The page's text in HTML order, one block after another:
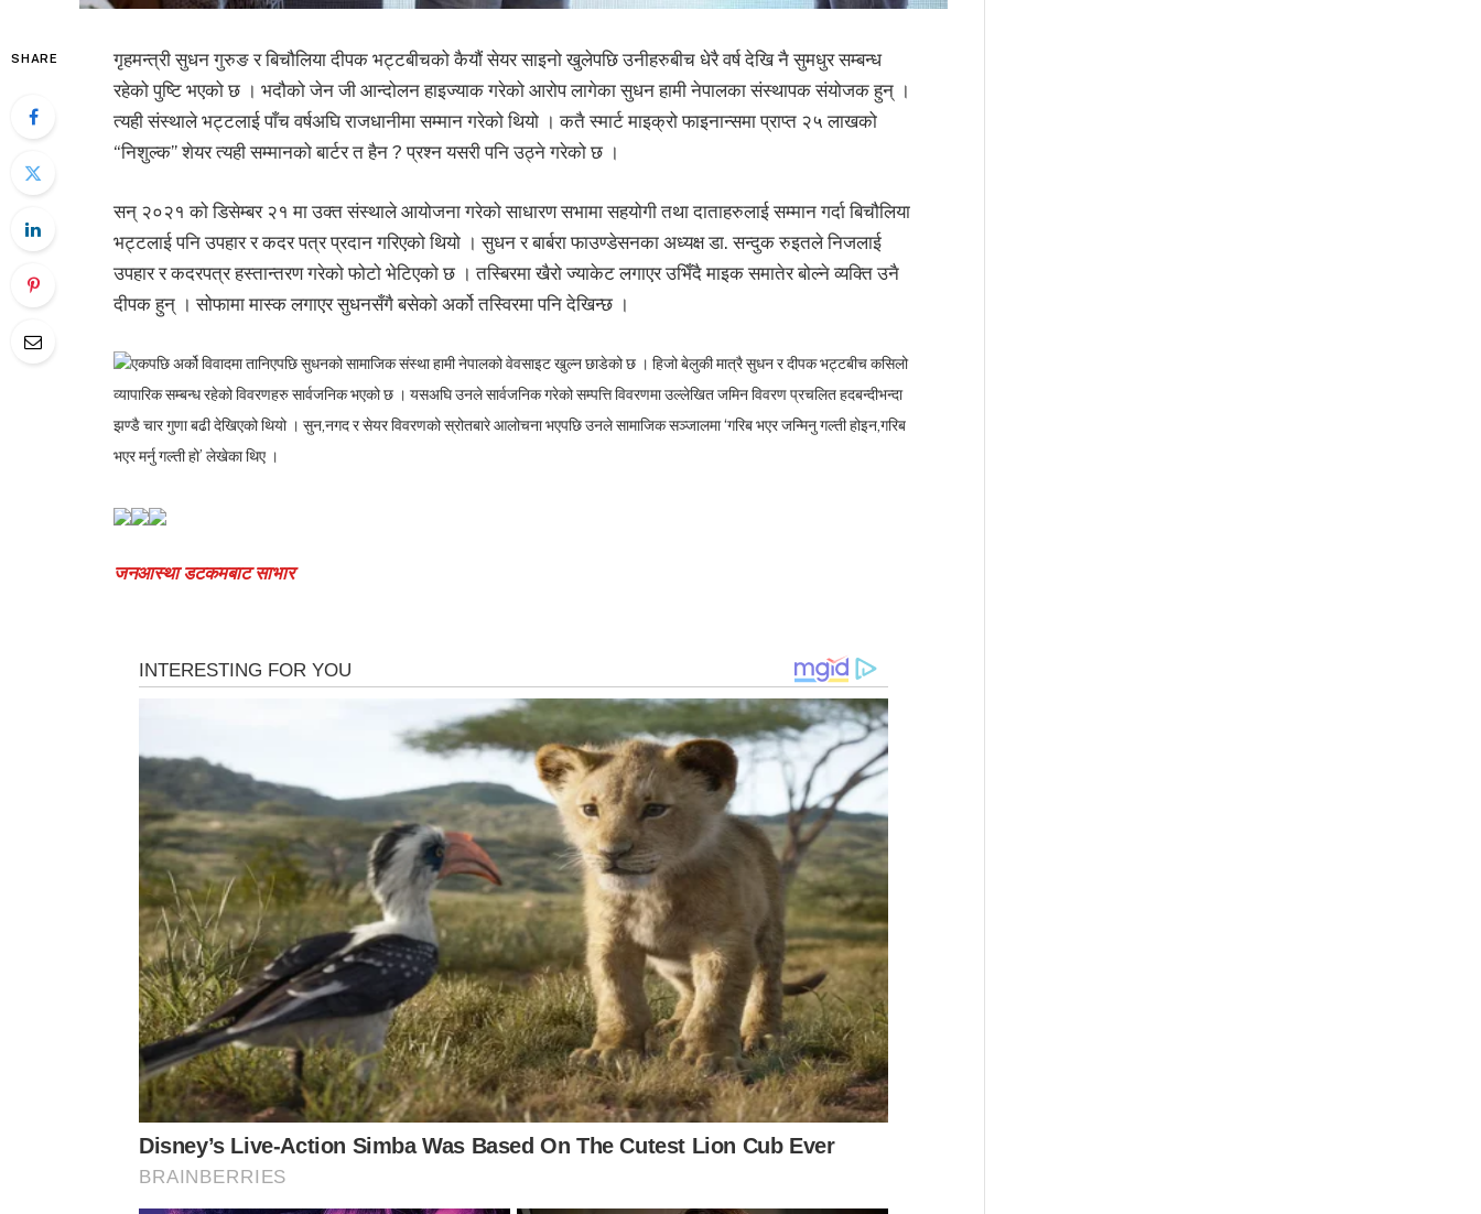
SHARE
गृहमन्त्री सुधन गुरुङ र बिचौलिया दीपक भट्टबीचको कैयौं सेयर साइनो खुलेपछि उनीहरुबीच धेरै वर्ष देखि नै सुमधुर सम्बन्ध
रहेको पुष्टि भएको छ । भदौको जेन जी आन्दोलन हाइज्याक गरेको आरोप लागेका सुधन हामी नेपालका संस्थापक संयोजक हुन् ।
त्यही संस्थाले भट्टलाई पाँच वर्षअघि राजधानीमा सम्मान गरेको थियो । कतै स्मार्ट माइक्रो फाइनान्समा प्राप्त २५ लाखको
“निशुल्क” शेयर त्यही सम्मानको बार्टर त हैन ? प्रश्न यसरी पनि उठ्ने गरेको छ ।
सन् २०२१ को डिसेम्बर २१ मा उक्त संस्थाले आयोजना गरेको साधारण सभामा सहयोगी तथा दाताहरुलाई सम्मान गर्दा बिचौलिया
भट्टलाई पनि उपहार र कदर पत्र प्रदान गरिएको थियो । सुधन र बार्बरा फाउण्डेसनका अध्यक्ष डा. सन्दुक रुइतले निजलाई
उपहार र कदरपत्र हस्तान्तरण गरेको फोटो भेटिएको छ । तस्बिरमा खैरो ज्याकेट लगाएर उभिँदै माइक समातेर बोल्ने व्यक्ति उनै
दीपक हुन् । सोफामा मास्क लगाएर सुधनसँगै बसेको अर्को तस्विरमा पनि देखिन्छ ।
एकपछि अर्को विवादमा तानिएपछि सुधनको सामाजिक संस्था हामी नेपालको वेवसाइट खुल्न छाडेको छ । हिजो बेलुकी मात्रै सुधन र दीपक भट्टबीच कसिलो
व्यापारिक सम्बन्ध रहेको विवरणहरु सार्वजनिक भएको छ । यसअघि उनले सार्वजनिक गरेको सम्पत्ति विवरणमा उल्लेखित जमिन विवरण प्रचलित हदबन्दीभन्दा
झण्डै चार गुणा बढी देखिएको थियो । सुन,नगद र सेयर विवरणको स्रोतबारे आलोचना भएपछि उनले सामाजिक सञ्जालमा ‘गरिब भएर जन्मिनु गल्ती होइन,गरिब
भएर मर्नु गल्ती हो’ लेखेका थिए ।
जनआस्था डटकमबाट साभार